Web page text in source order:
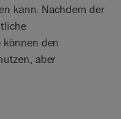
kann. Nachdem der
können den
aber